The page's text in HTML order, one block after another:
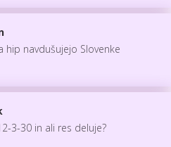
hip navdušujejo Slovenke
3-30 in ali res deluje?